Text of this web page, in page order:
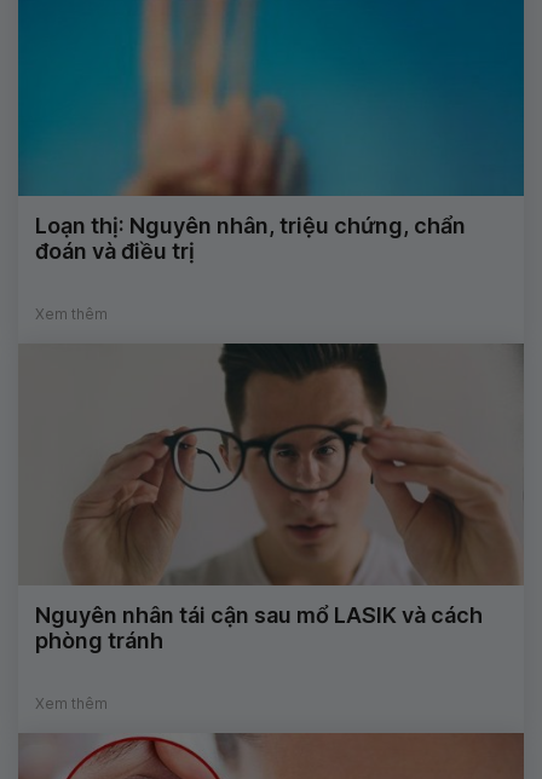
Loạn thị: Nguyên nhân, triệu chứng, chẩn
đoán và điều trị
Xem thêm
Nguyên nhân tái cận sau mổ LASIK và cách
phòng tránh
Xem thêm